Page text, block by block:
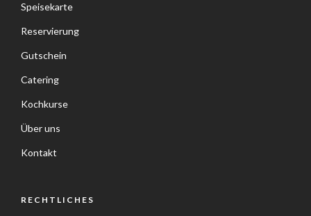
Speisekarte
Reservierung
Gutschein
Catering
Kochkurse
Über uns
Kontakt
RECHTLICHES